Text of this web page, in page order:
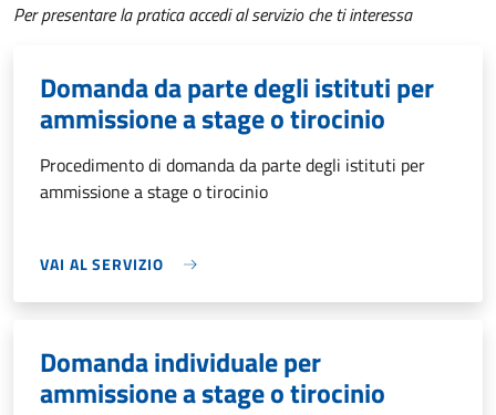
Per presentare la pratica accedi al servizio che ti interessa
Domanda da parte degli istituti per
ammissione a stage o tirocinio
Procedimento di domanda da parte degli istituti per
ammissione a stage o tirocinio
VAI AL SERVIZIO
Domanda individuale per
ammissione a stage o tirocinio